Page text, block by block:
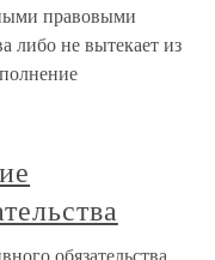
правовыми
либо не вытекает из
обязательства